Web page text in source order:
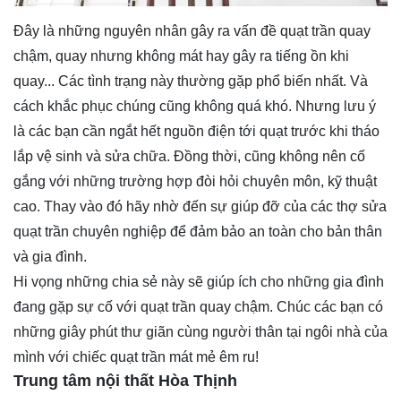
Đây là những nguyên nhân gây ra vấn đề quạt trần quay
chậm, quay nhưng không mát hay gây ra tiếng ồn khi
quay... Các tình trạng này thường gặp phổ biến nhất. Và
cách khắc phục chúng cũng không quá khó. Nhưng lưu ý
là các bạn cần ngắt hết nguồn điện tới quạt trước khi tháo
lắp vệ sinh và sửa chữa. Đồng thời, cũng không nên cố
gắng với những trường hợp đòi hỏi chuyên môn, kỹ thuật
cao. Thay vào đó hãy nhờ đến sự giúp đỡ của các thợ sửa
quạt trần chuyên nghiệp để đảm bảo an toàn cho bản thân
và gia đình.
Hi vọng những chia sẻ này sẽ giúp ích cho những gia đình
đang gặp sự cố với quạt trần quay chậm. Chúc các bạn có
những giây phút thư giãn cùng người thân tại ngôi nhà của
mình với chiếc quạt trần mát mẻ êm ru!
Trung tâm nội thất Hòa Thịnh